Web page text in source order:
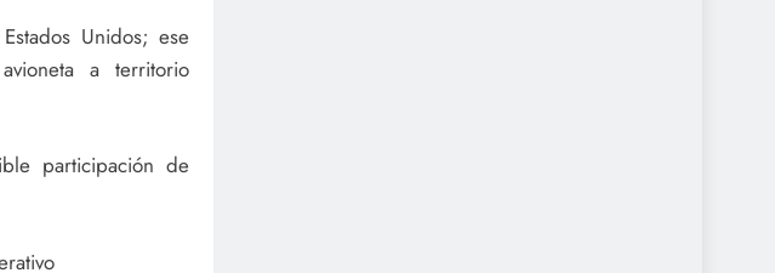
Unidos; ese
a territorio
participación de